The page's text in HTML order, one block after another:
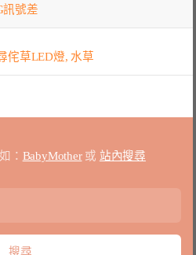
訊號差
侘草LED燈, 水草
： BabyMother或 站內搜尋